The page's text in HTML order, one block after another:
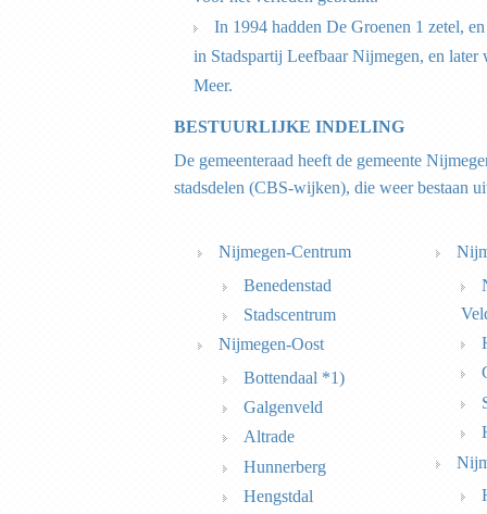
In 1994 hadden De Groenen 1 zetel,
in Stadspartij Leefbaar Nijmegen, en later
Meer.
BESTUURLIJKE INDELING
De gemeenteraad heeft de gemeente
stadsdelen (CBS-wijken), die weer bestaan
Nijmegen-Centrum
Benedenstad
Stadscentrum
Nijmegen-Oost
Bottendaal *1)
Galgenveld
Altrade
Hunnerberg
Hengstdal